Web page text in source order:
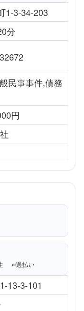
1-3-34-203
分
民事事件,債務
円
↩️過払い
13-3-101